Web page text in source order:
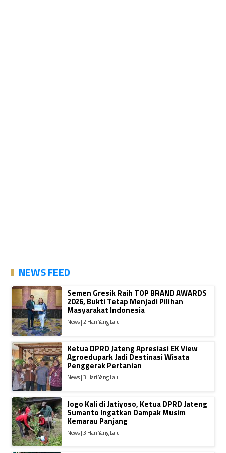
NEWS FEED
Semen Gresik Raih TOP BRAND AWARDS
2026, Bukti Tetap Menjadi Pilihan
Masyarakat Indonesia
News | 2 Hari Yang Lalu
Ketua DPRD Jateng Apresiasi EK View
Agroedupark Jadi Destinasi Wisata
Penggerak Pertanian
News | 3 Hari Yang Lalu
Jogo Kali di Jatiyoso, Ketua DPRD Jateng
Sumanto Ingatkan Dampak Musim
Kemarau Panjang
News | 3 Hari Yang Lalu